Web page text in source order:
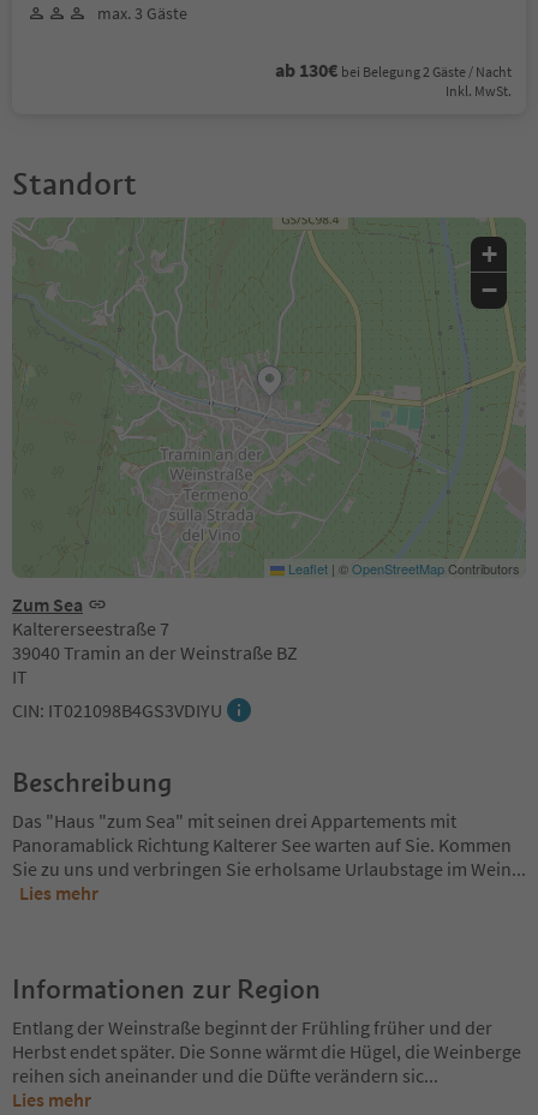
max. 3 Gäste
ab 130€ bei Belegung 2 Gäste / Nacht
Inkl. MwSt.
Standort
Zum Sea
Kaltererseestraße 7
39040 Tramin an der Weinstraße BZ
IT
CIN: IT021098B4GS3VDIYU
+
−
Leaflet | ©OpenStreetMapContributors
Beschreibung
Das "Haus "zum Sea" mit seinen drei Appartements mit
Panoramablick Richtung Kalterer See warten auf Sie. Kommen
Sie zu uns und verbringen Sie erholsame Urlaubstage im Wein...
Lies mehr
Informationen zur Region
Entlang der Weinstraße beginnt der Frühling früher und der
Herbst endet später. Die Sonne wärmt die Hügel, die Weinberge
reihen sich aneinander und die Düfte verändern sic...
Lies mehr